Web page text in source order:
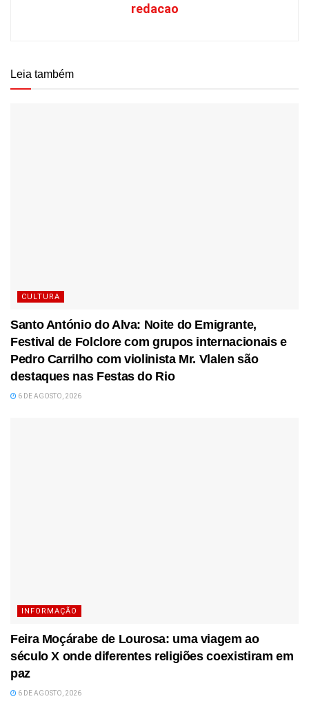
redacao
Leia também
CULTURA
Santo António do Alva: Noite do Emigrante,
Festival de Folclore com grupos internacionais e
Pedro Carrilho com violinista Mr. Vlalen são
destaques nas Festas do Rio
6 DE AGOSTO, 2026
INFORMAÇÃO
Feira Moçárabe de Lourosa: uma viagem ao
século X onde diferentes religiões coexistiram em
paz
6 DE AGOSTO, 2026